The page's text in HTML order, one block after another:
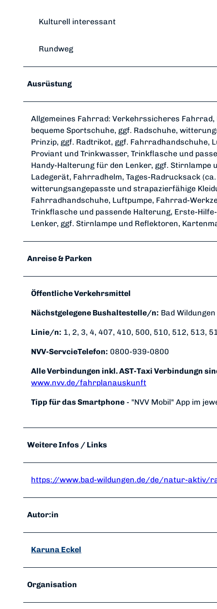
Kulturell interessant
Rundweg
Ausrüstung
Allgemeines Fahrrad: Verkehrssicheres
bequeme Sportschuhe, ggf. Radschuhe,
Prinzip, ggf. Radtrikot, ggf. Fahrradhandschuhe,
Proviant und Trinkwasser, Trinkflasche und
Handy-Halterung für den Lenker, ggf. Stirnlampe
Ladegerät, Fahrradhelm, Tages-Radrucksack
witterungsangepasste und strapazierfähige
Fahrradhandschuhe, Luftpumpe, Fahrrad-
Trinkflasche und passende Halterung, Erste-
Lenker, ggf. Stirnlampe und Reflektoren,
Anreise & Parken
Öffentliche Verkehrsmittel
Nächstgelegene Bushaltestelle/n: Bad
Linie/n: 1, 2, 3, 4, 407, 410, 500, 510, 512, 513,
NVV-ServcieTelefon: 0800-939-0800
Alle Verbindungen inkl. AST-Taxi Verbindungn
www.nvv.de/fahrplanauskunft
Tipp für das Smartphone - "NVV Mobil" App im
Weitere Infos / Links
https://www.bad-wildungen.de/de/natur-aktiv/
Autor:in
Karuna Eckel
Organisation